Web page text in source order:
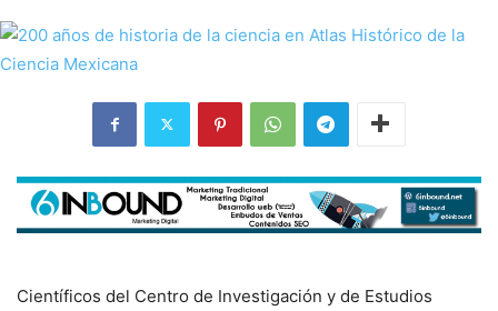
Científicos del Centro de Investigación y de Estudios